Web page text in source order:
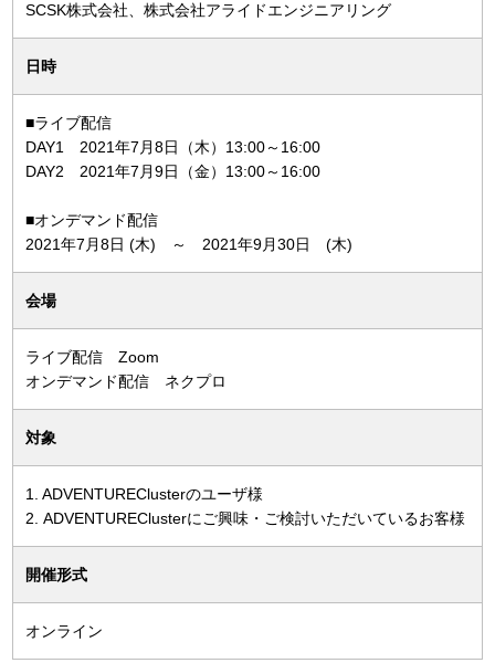
SCSK株式会社、株式会社アライドエンジニアリング
日時
■ライブ配信
DAY1 2021年7月8日（木）13:00～16:00
DAY2 2021年7月9日（金）13:00～16:00
■オンデマンド配信
2021年7月8日 (木) ～ 2021年9月30日 (木)
会場
ライブ配信 Zoom
オンデマンド配信 ネクプロ
対象
1. ADVENTUREClusterのユーザ様
2. ADVENTUREClusterにご興味・ご検討いただいているお客様
開催形式
オンライン